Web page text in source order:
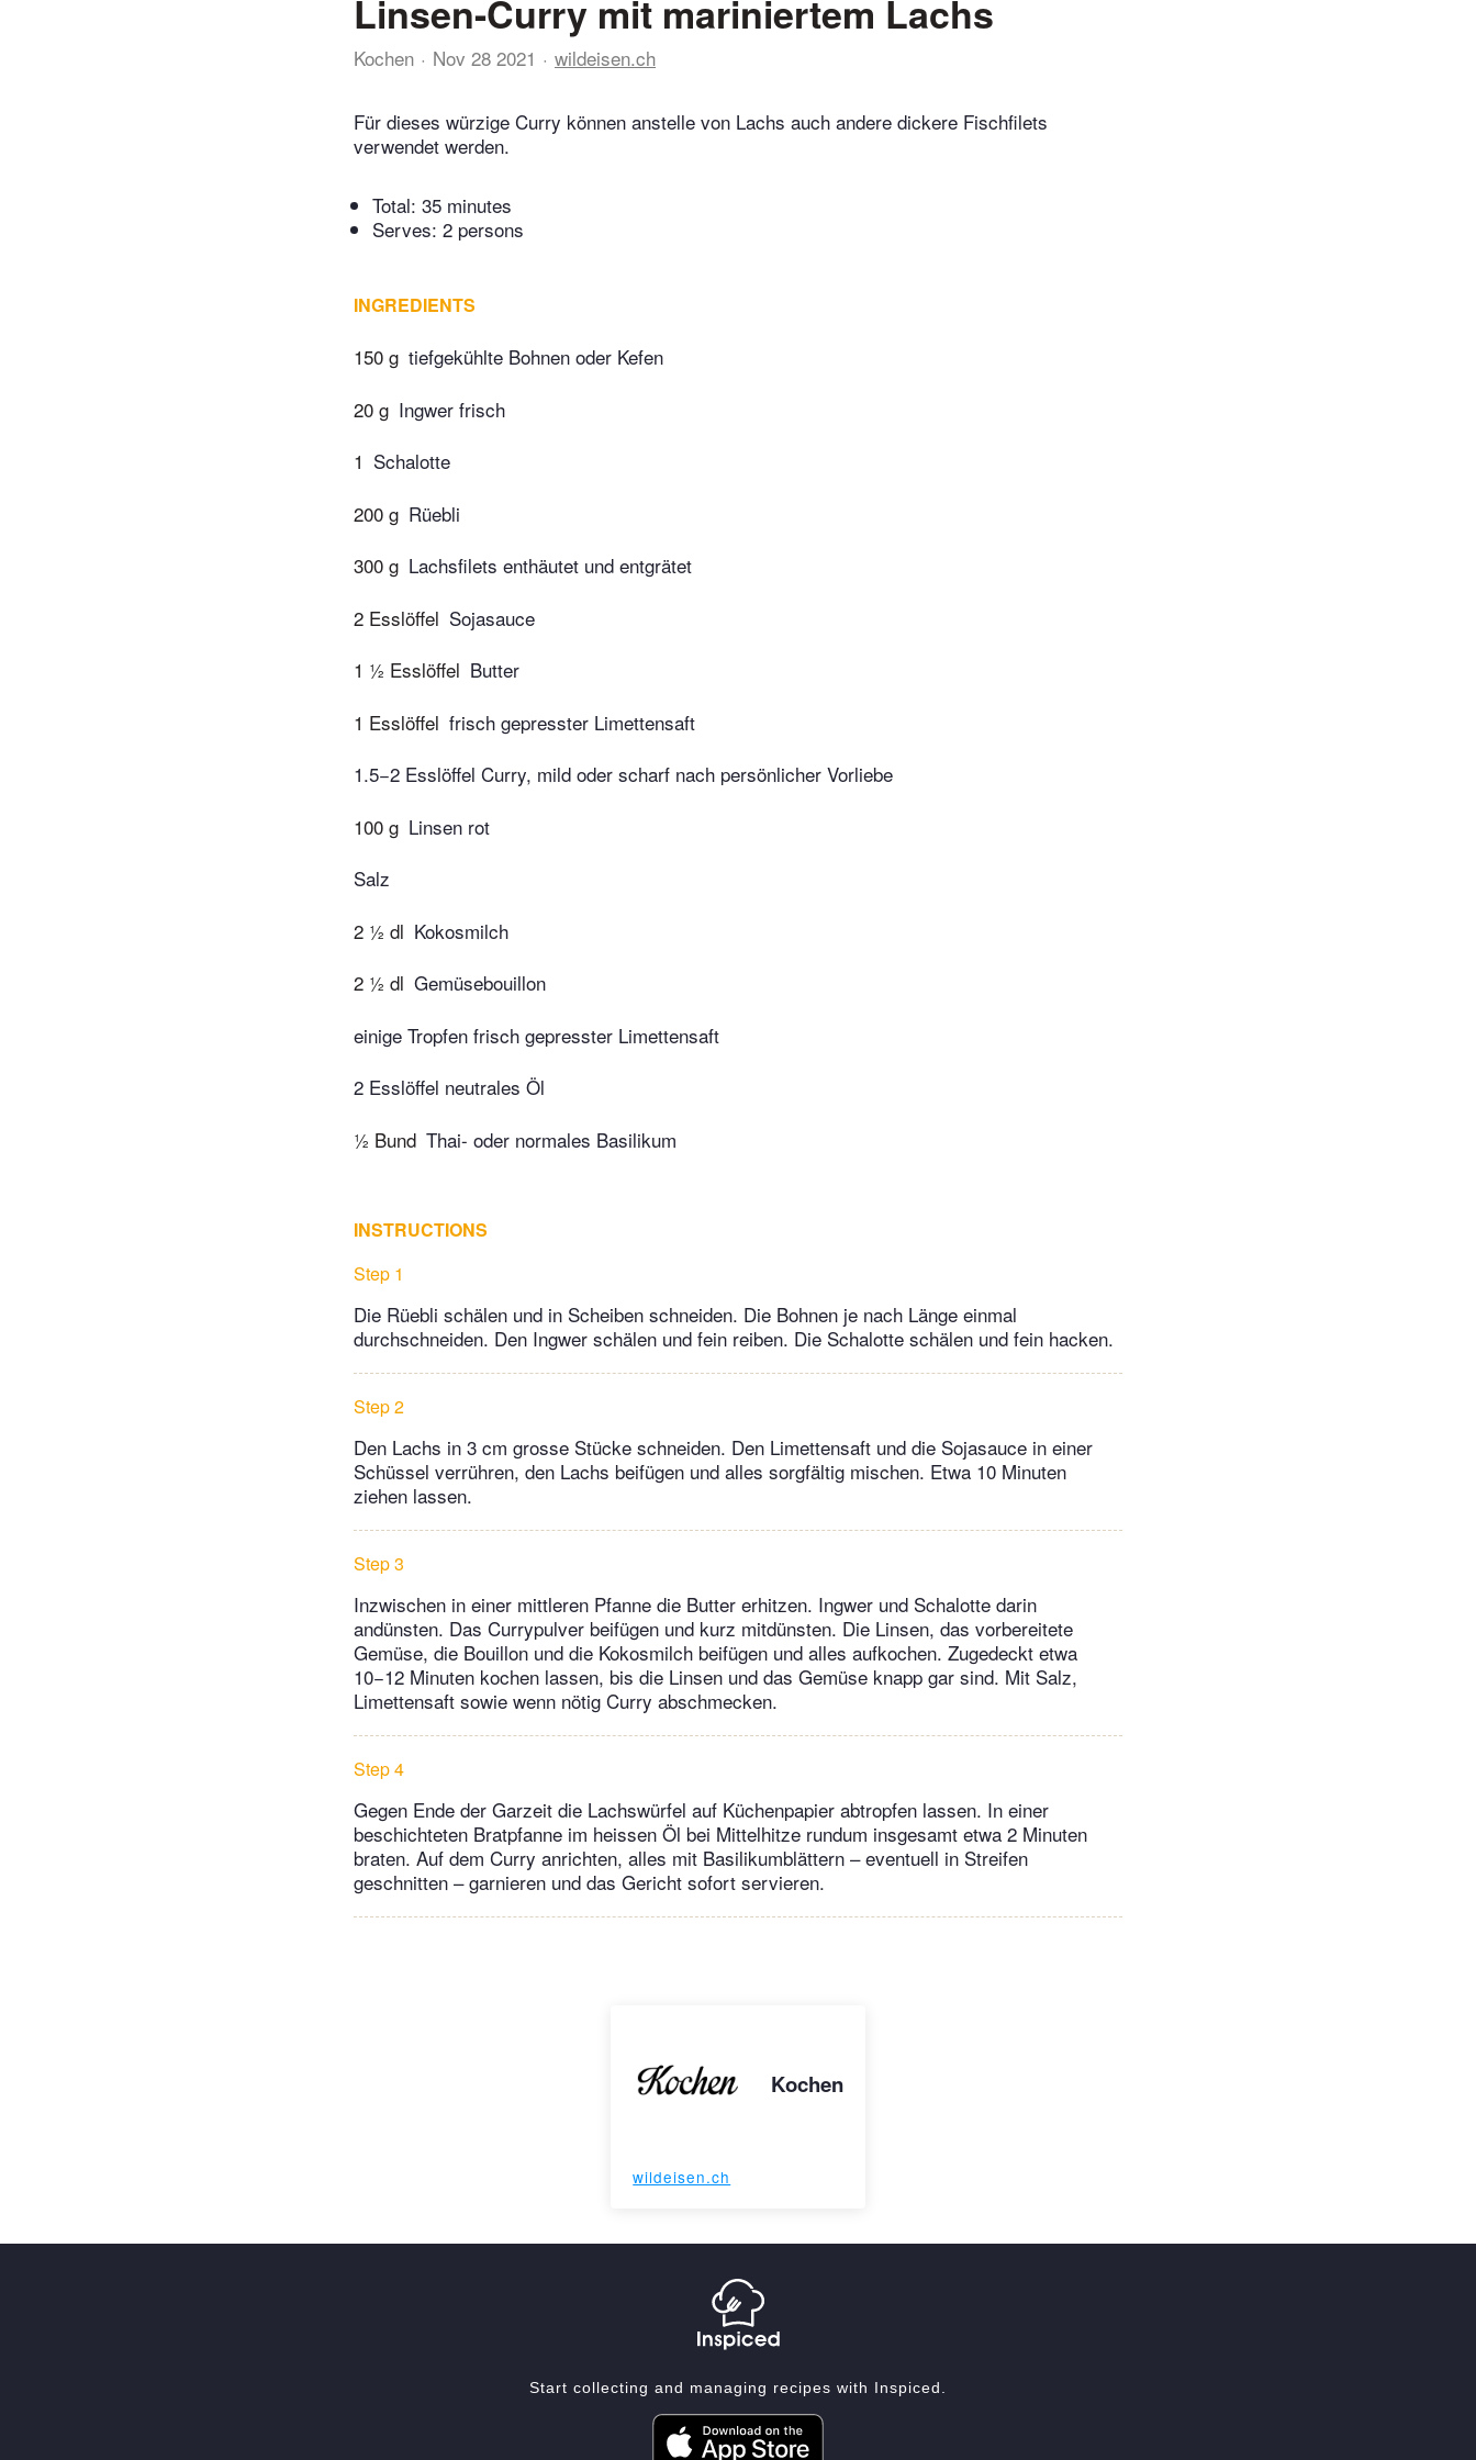
Linsen-Curry mit mariniertem Lachs
Kochen Nov 28 2021 wildeisen.ch
Für dieses würzige Curry können anstelle von Lachs auch andere dickere Fischfilets
verwendet werden.
Total: 35 minutes
Serves: 2 persons
INGREDIENTS
150 g tiefgekühlte Bohnen oder Kefen
20 g Ingwer frisch
1 Schalotte
200 g Rüebli
300 g Lachsfilets enthäutet und entgrätet
2 Esslöffel Sojasauce
1 ½ Esslöffel Butter
1 Esslöffel frisch gepresster Limettensaft
1.5−2 Esslöffel Curry, mild oder scharf nach persönlicher Vorliebe
100 g Linsen rot
Salz
2 ½ dl Kokosmilch
2 ½ dl Gemüsebouillon
einige Tropfen frisch gepresster Limettensaft
2 Esslöffel neutrales Öl
½ Bund Thai- oder normales Basilikum
INSTRUCTIONS
Step 1
Die Rüebli schälen und in Scheiben schneiden. Die Bohnen je nach Länge einmal
durchschneiden. Den Ingwer schälen und fein reiben. Die Schalotte schälen und fein hacken.
Step 2
Den Lachs in 3 cm grosse Stücke schneiden. Den Limettensaft und die Sojasauce in einer
Schüssel verrühren, den Lachs beifügen und alles sorgfältig mischen. Etwa 10 Minuten
ziehen lassen.
Step 3
Inzwischen in einer mittleren Pfanne die Butter erhitzen. Ingwer und Schalotte darin
andünsten. Das Currypulver beifügen und kurz mitdünsten. Die Linsen, das vorbereitete
Gemüse, die Bouillon und die Kokosmilch beifügen und alles aufkochen. Zugedeckt etwa
10−12 Minuten kochen lassen, bis die Linsen und das Gemüse knapp gar sind. Mit Salz,
Limettensaft sowie wenn nötig Curry abschmecken.
Step 4
Gegen Ende der Garzeit die Lachswürfel auf Küchenpapier abtropfen lassen. In einer
beschichteten Bratpfanne im heissen Öl bei Mittelhitze rundum insgesamt etwa 2 Minuten
braten. Auf dem Curry anrichten, alles mit Basilikumblättern – eventuell in Streifen
geschnitten – garnieren und das Gericht sofort servieren.
Kochen
wildeisen.ch
Start collecting and managing recipes with Inspiced.